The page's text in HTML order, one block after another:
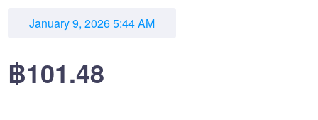
January 9, 2026 5:44 AM
฿101.48